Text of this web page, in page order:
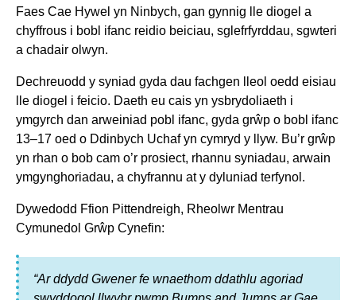
Faes Cae Hywel yn Ninbych, gan gynnig lle diogel a
chyffrous i bobl ifanc reidio beiciau, sglefrfyrddau, sgwteri
a chadair olwyn.
Dechreuodd y syniad gyda dau fachgen lleol oedd eisiau
lle diogel i feicio. Daeth eu cais yn ysbrydoliaeth i
ymgyrch dan arweiniad pobl ifanc, gyda grŵp o bobl ifanc
13–17 oed o Ddinbych Uchaf yn cymryd y llyw. Bu’r grŵp
yn rhan o bob cam o’r prosiect, rhannu syniadau, arwain
ymgynghoriadau, a chyfrannu at y dyluniad terfynol.
Dywedodd Ffion Pittendreigh, Rheolwr Mentrau
Cymunedol Grŵp Cynefin:
“Ar ddydd Gwener fe wnaethom ddathlu agoriad